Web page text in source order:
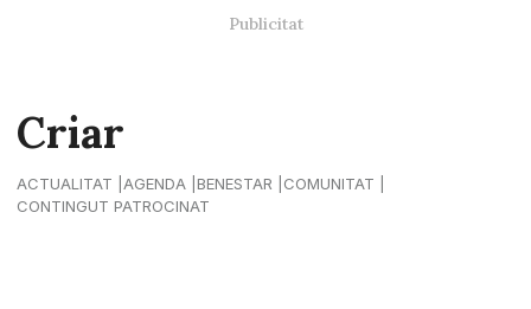
Criar
ACTUALITAT AGENDA BENESTAR
COMUNITAT
CONTINGUT PATROCINAT